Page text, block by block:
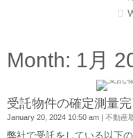
Month: 1月
受託物件の確定測量完
January 20, 2024 10:50 am 不動産
弊社で受託をしている以下